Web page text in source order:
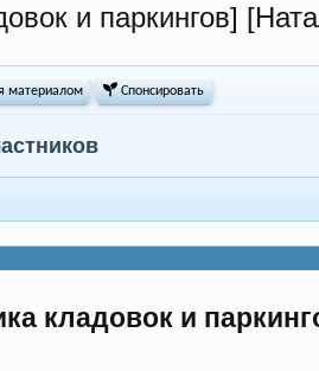
и паркингов]
материалом  Спонсировать
кладовок и